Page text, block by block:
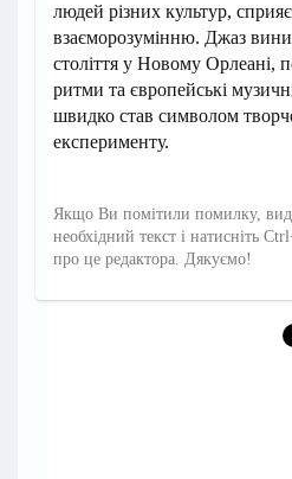
людей різних культур,
взаєморозумінню. Джаз
століття у Новому Орлеані,
ритми та європейські
швидко став символом
експерименту.
Якщо Ви помітили помилку,
необхідний текст і натисніть
про це редактора. Дякуємо!